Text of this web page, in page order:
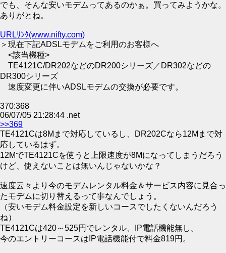
でも、そんな安いモデムってあるのかぁ。買ってみようかな。
ありがとね。
URLﾘﾝｸ(www.nifty.com)
＞現在下記ADSLモデムをご利用のお客様へ
<該当機種>
TE4121C/DR202などのDR200シリーズ／DR302などの
DR300シリーズ
速度変更に伴いADSLモデムの交換が必要です。
370:368
06/07/05 21:28:44 .net
>>369
TE4121Cは8Mまで対応しているし、DR202Cなら12Mまで対
応しているはず。
12MでTE4121Cを使うと上限速度が8Mになってしまうだろう
けど、使えないことは無いんじゃないかな？
速度云々より今のモデムレンタル料金＆サービス内容に見合っ
たモデムに切り替えるって事なんでしょう。
（安いモデム料金設定を新しいコースでしたくないんだろう
ね）
TE4121Cは420～525円でレンタル、IP電話機能無し。
今のエントリーコースはIP電話機能付で料金819円。